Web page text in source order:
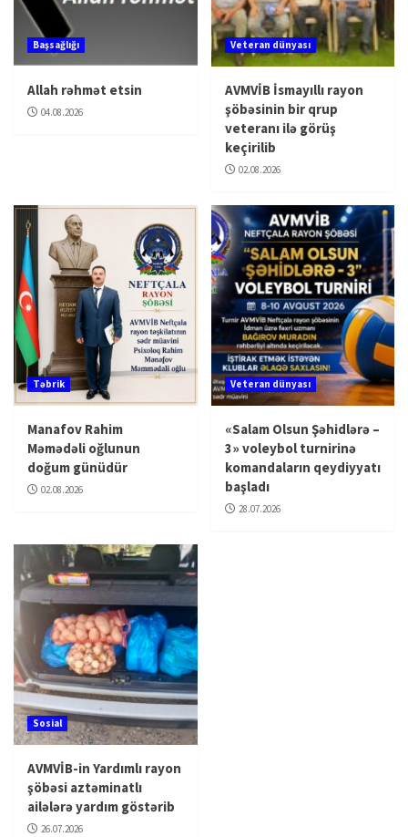
Başsağlığı
Allah rəhmət etsin
04.08.2026
Veteran dünyası
AVMVİB İsmayıllı rayon
şöbəsinin bir qrup
veteranı ilə görüş
keçirilib
02.08.2026
Təbrik
Manafov Rahim
Məmədəli oğlunun
doğum günüdür
02.08.2026
Veteran dünyası
«Salam Olsun Şəhidlərə –
3» voleybol turnirinə
komandaların qeydiyyatı
başladı
28.07.2026
Sosial
AVMVİB-in Yardımlı rayon
şöbəsi aztəminatlı
ailələrə yardım göstərib
26.07.2026